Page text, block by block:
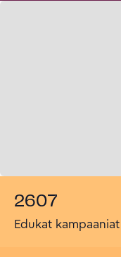
2607
Edukat kampaaniat